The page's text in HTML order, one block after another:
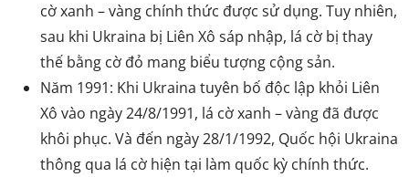
cờ xanh – vàng chính thức được sử dụng. Tuy nhiên,
sau khi Ukraina bị Liên Xô sáp nhập, lá cờ bị thay
thế bằng cờ đỏ mang biểu tượng cộng sản.
Năm 1991: Khi Ukraina tuyên bố độc lập khỏi Liên
Xô vào ngày 24/8/1991, lá cờ xanh – vàng đã được
khôi phục. Và đến ngày 28/1/1992, Quốc hội Ukraina
thông qua lá cờ hiện tại làm quốc kỳ chính thức.